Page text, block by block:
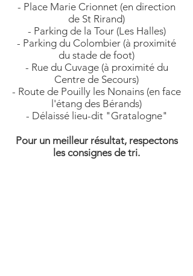
- Place Marie Crionnet (en direction
de St Rirand)
- Parking de la Tour (Les Halles)
- Parking du Colombier (à proximité
du stade de foot)
- Rue du Cuvage (à proximité du
Centre de Secours)
- Route de Pouilly les Nonains (en face
l'étang des Bérands)
- Délaissé lieu-dit "Gratalogne"
Pour un meilleur résultat, respectons
les consignes de tri.